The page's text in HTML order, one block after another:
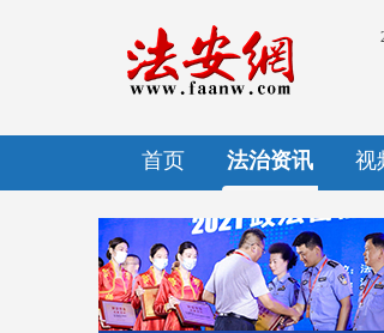
首页 法治资讯 视